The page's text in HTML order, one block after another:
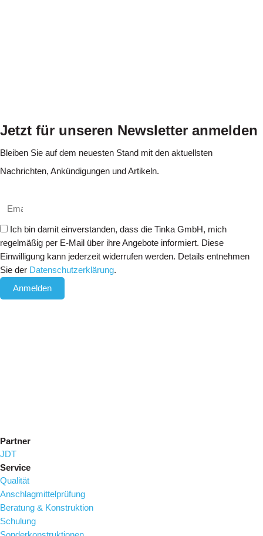
Jetzt für unseren Newsletter anmelden
Bleiben Sie auf dem neuesten Stand mit den aktuellsten
Nachrichten, Ankündigungen und Artikeln.
Ich bin damit einverstanden, dass die Tinka GmbH, mich
regelmäßig per E-Mail über ihre Angebote informiert. Diese
Einwilligung kann jederzeit widerrufen werden. Details entnehmen
Sie der Datenschutzerklärung.
Anmelden
Partner
JDT
Service
Qualität
Anschlagmittelprüfung
Beratung & Konstruktion
Schulung